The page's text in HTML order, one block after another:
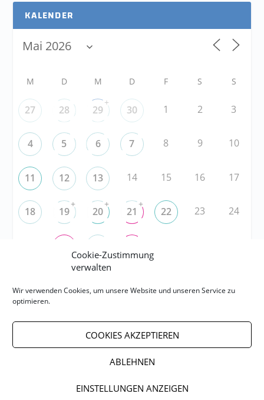
Cookie-Zustimmung
verwalten
Wir verwenden Cookies, um unsere Website und unseren Service zu
optimieren.
COOKIES AKZEPTIEREN
ABLEHNEN
EINSTELLUNGEN ANZEIGEN
KALENDER
M D M D F S S
27 28 29
+
30 1 2 3
4 5 6 7 8 9 10
11 12 13 14 15 16 17
18 19
+
20
+
21
+
22 23 24
RSS